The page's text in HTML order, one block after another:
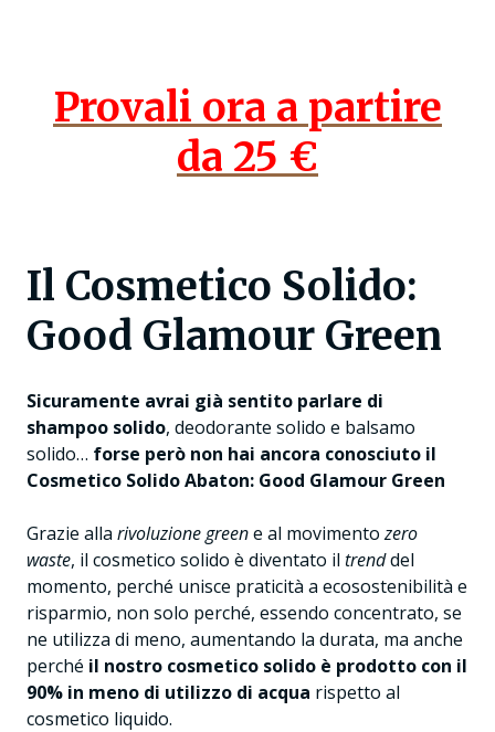
Provali ora a partire
da 25 €
Il Cosmetico Solido:
Good Glamour Green
Sicuramente avrai già sentito parlare di
shampoo solido, deodorante solido e balsamo
solido… forse però non hai ancora conosciuto il
Cosmetico Solido Abaton: Good Glamour Green
Grazie alla rivoluzione greene al movimentozero
waste, il cosmetico solido è diventato il trenddel
momento, perché unisce praticità a ecosostenibilità e
risparmio, non solo perché, essendo concentrato, se
ne utilizza di meno, aumentando la durata, ma anche
perché il nostro cosmetico solido è prodotto con il
90% in meno di utilizzo di acqua rispetto al
cosmetico liquido.